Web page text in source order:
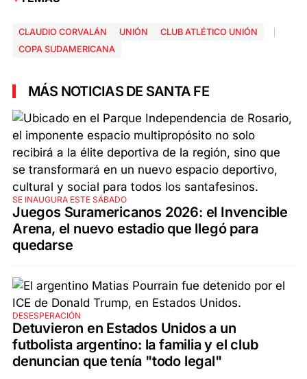
CLAUDIO CORVALÁN UNIÓN
CLUB ATLÉTICO UNIÓN
COPA SUDAMERICANA
MÁS NOTICIAS DE SANTA FE
SE INAUGURA ESTE SÁBADO
Juegos Suramericanos 2026: el Invencible
Arena, el nuevo estadio que llegó para
quedarse
DESESPERACIÓN
Detuvieron en Estados Unidos a un
futbolista argentino: la familia y el club
denuncian que tenía "todo legal"